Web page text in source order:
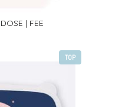
| FEE
TOP